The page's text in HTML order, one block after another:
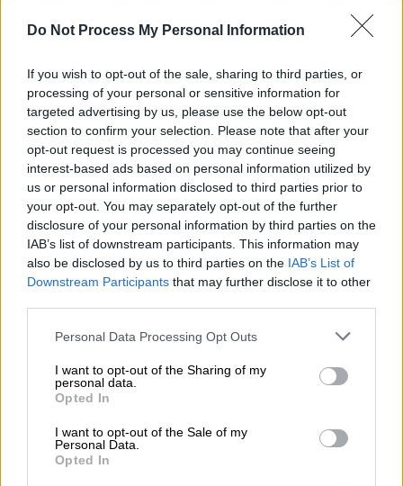
Do Not Process My Personal Information
If you wish to opt-out of the sale, sharing to third parties, or
processing of your personal or sensitive information for
targeted advertising by us, please use the below opt-out
section to confirm your selection. Please note that after your
opt-out request is processed you may continue seeing
interest-based ads based on personal information utilized by
us or personal information disclosed to third parties prior to
your opt-out. You may separately opt-out of the further
disclosure of your personal information by third parties on the
IAB’s list of downstream participants. This information may
also be disclosed by us to third parties on the IAB’s List of
Downstream Participants that may further disclose it to other
Please note that this website/app uses one or more Google
not limited to your visit or usage behaviour. You may click to
grant or deny consent to Google and its third-party tags to
use your data for below specified purposes in below Google
consent section.
Personal Data Processing Opt Outs
I want to opt-out of the Sharing of my
personal data.
Opted In
I want to opt-out of the Sale of my
Personal Data.
Opted In
αναφορικά με την υπόθεση τηςΜονής Αγίας
δικαστική απόφαση από αιγυπτιακό
δικαστήριο.
«Δεν έσπευσε ηκυβέρνηση να αναλύσει μια
πολυσέλιδη απόφαση τηςδικαιοσύνης. Η
αντιπολίτευση ήρθε, πριν διαβάσει τα
κείμενα, να τοποθετηθεί με ανευθυνότητα
και να βγάλει πύρινους λόγους κατά της
κυβέρνησης», δήλωσε χαρακτηριστικά.
ΔΙΑΒΑΣΤΕ ΕΠΙΣΗΣ
Μαρινάκης για Μονή Σινά: Δεν
ισχύουν όσα γράφτηκαν για έξωση
μοναχών και δήμευση